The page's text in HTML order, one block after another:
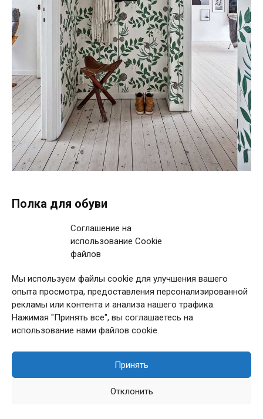
Соглашение на
использование Cookie
файлов
Мы используем файлы cookie для улучшения вашего
опыта просмотра, предоставления персонализированной
рекламы или контента и анализа нашего трафика.
Нажимая "Принять все", вы соглашаетесь на
использование нами файлов cookie.
Принять
Отклонить
Полка для обуви
Современные дизайны полок для обуви предлагают
различные варианты исполнения – от компактных
подвесных конструкций до полок с ящиками и
дополнительными функциональными элементами.
Такие решения позволяют эффективно использовать
вертикальное пространство и даже интегрировать
полку в декор прихожей.